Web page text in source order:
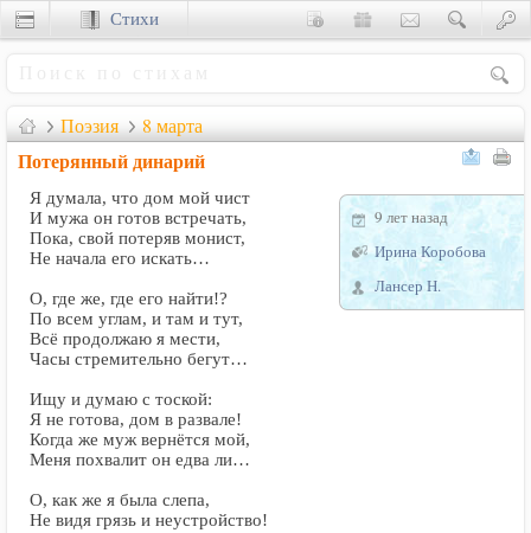
Поэзия 8 марта
Потерянный динарий
9 лет назад
Ирина Коробова
Лансер Н.
Я думала, что дом мой чист
И мужа он готов встречать,
Пока, свой потеряв монист,
Не начала его искать…
О, где же, где его найти!?
По всем углам, и там и тут,
Всё продолжаю я мести,
Часы стремительно бегут…
Ищу и думаю с тоской:
Я не готова, дом в развале!
Когда же муж вернётся мой,
Меня похвалит он едва ли…
О, как же я была слепа,
Не видя грязь и неустройство!
Стихи